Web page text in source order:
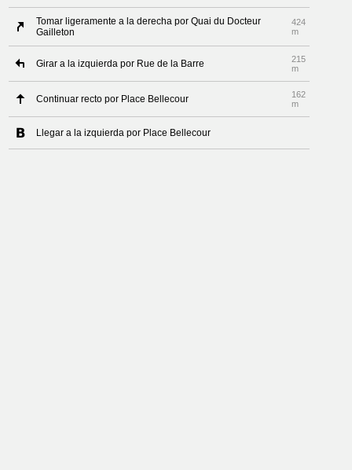
Tomar ligeramente a la derecha por Quai du Docteur
Gailleton
424
m
Girar a la izquierda por Rue de la Barre
215
m
Continuar recto por Place Bellecour
162
m
Llegar a la izquierda por Place Bellecour